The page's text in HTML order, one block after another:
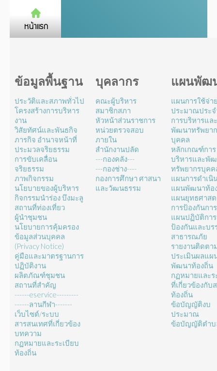
ข้อมูลพื้นฐาน
ประวัติและสภาพทั่วไป
โครงสร้างการบริหาร
งาน
วิสัยทัศน์และพันธกิจ
ภารกิจ อำนาจหน้าที่
ประมวลจริยธรรม
การขับเคลื่อน
จริยธรรม
ภาพกิจกรรม
นโยบายของผู้บริหาร
กิจกรรมนำร่อง บึงมะลู
สถานที่ท่องเที่ยว
ผู้นำชุมชน
นโยบายการคุ้มครอง
ข้อมูลส่วนบุคคล
(Privacy Notice)
คู่มือและมาตรฐานการ
ปฏิบัติงาน
ผลิตภัณฑ์ชุมชน
สถานที่สำคัญ
------eservice---------
------ลานกีฬา-------
เว็บไซต์/ระบบ
สารสนเทศที่เกี่ยวข้อง
บทความ
กฏหมายและระเบียบ
ท้องถิ่น
บุคลากร
คณะผู้บริหาร
สมาชิกสภา
หัวหน้าส่วนราชการ
หน่วยตรวจสอบ
ภายใน
สำนักงานปลัด
---กองคลัง---
---กองช่าง----
กองการศึกษา ศาสนา
และวัฒนธรรม
แผนพัฒ
แผนการใช้จ่า
ประมาณประ
การบริหารแล
พัฒนาทรัพยา
บุคคล
หลักเกณฑ์การ
บริหารและพั
ทรัพยากรบุคค
แผนการดำเนิ
แผนพัฒนาท้อ
แผนยุทธศาส
การป้องกันกา
แผนปฏิบัติการ
ป้องกันและบร
สาธารณภัย
รายงานติดตา
ประเมินผลแผ
พัฒนาท้องถิ่น
กฏหมายและร
ที่เกี่ยวข้องกับ
ท้องถิ่น
ข้อบัญญัติงบ
ประมาณ
ข้อบัญญัติตำบ